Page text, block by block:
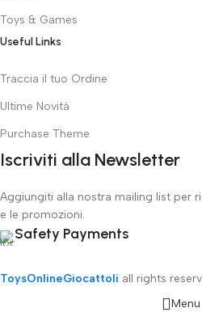
Toys & Games
Useful Links
Traccia il tuo Ordine
Ultime Novità
Purchase Theme
Iscriviti alla Newsletter
Aggiungiti alla nostra mailing list per
e le promozioni.
Safety Payments
ToysOnlineGiocattoli all rights
Menu